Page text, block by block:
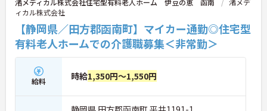
ィカル株式会社
【静岡県／田方郡函南町】マイカー通勤◎住宅型
有料老人ホームでの介護職募集＜非常勤＞
給料 時給1,350円～1,550円